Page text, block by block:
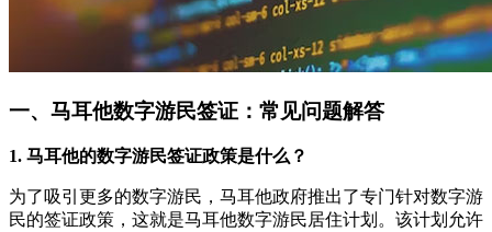
一、马耳他数字游民签证：常见问题解答
1. 马耳他的数字游民签证政策是什么？
为了吸引更多的数字游民，马耳他政府推出了专门针对数字游
民的签证政策，这就是马耳他数字游民居住计划。该计划允许